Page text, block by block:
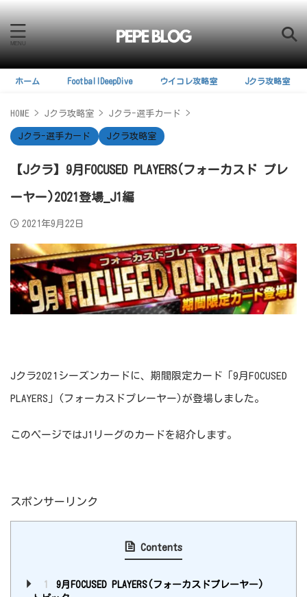
ホーム FootballDeepDive ウイコレ攻略室 Jクラ攻略室
HOME > Jクラ攻略室 > Jクラ-選手カード >
Jクラ-選手カード Jクラ攻略室
【Jクラ】9月FOCUSED PLAYERS(フォーカスド プレ
ーヤー)2021登場_J1編
2021年9月22日
Jクラ2021シーズンカードに、期間限定カード「9月FOCUSED
PLAYERS」(フォーカスドプレーヤー)が登場しました。
このページではJ1リーグのカードを紹介します。
スポンサーリンク
Contents
1
9月FOCUSED PLAYERS(フォーカスドプレーヤー)